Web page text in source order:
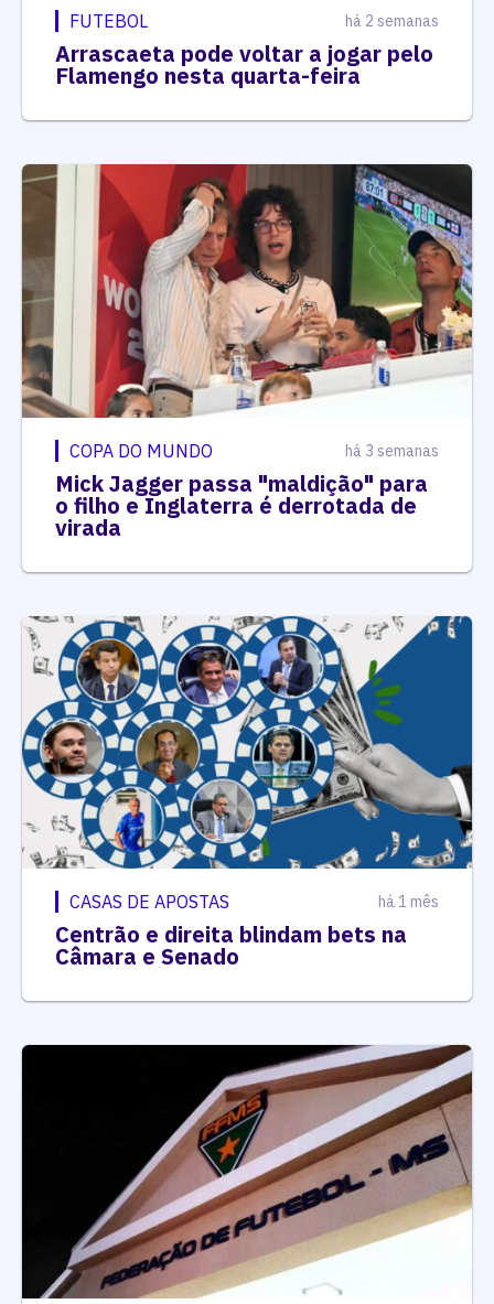
FUTEBOL há 2 semanas
Arrascaeta pode voltar a jogar pelo
Flamengo nesta quarta-feira
COPA DO MUNDO há 3 semanas
Mick Jagger passa "maldição" para
o filho e Inglaterra é derrotada de
virada
CASAS DE APOSTAS há 1 mês
Centrão e direita blindam bets na
Câmara e Senado